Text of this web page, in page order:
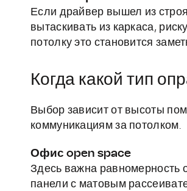
Если драйвер вышел из
вытаскивать из каркаса,
потолку это становится
Когда какой тип
Выбор зависит от высоты
коммуникациям за потолком.
Офис open space
Здесь важна равномерность
панели с матовым